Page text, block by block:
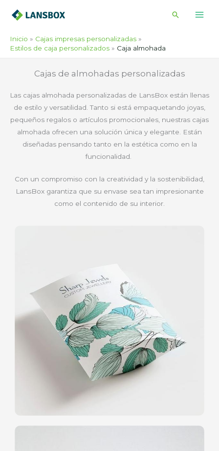
Buscar
Inicio
Cajas impresas personalizadas
Estilos de caja personalizados
Caja almohada
Cajas de almohadas personalizadas
Las cajas almohada personalizadas de LansBox están llenas
de estilo y versatilidad. Tanto si está empaquetando joyas,
pequeños regalos o artículos promocionales, nuestras cajas
almohada ofrecen una solución única y elegante. Están
diseñadas pensando tanto en la estética como en la
funcionalidad.
Con un compromiso con la creatividad y la sostenibilidad,
LansBox garantiza que su envase sea tan impresionante
como el contenido de su interior.